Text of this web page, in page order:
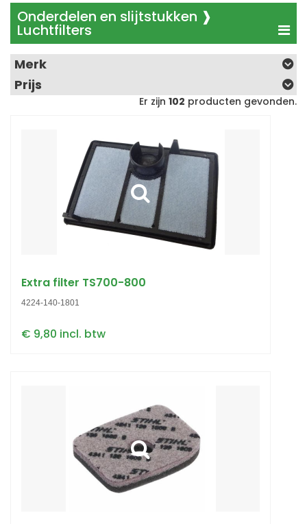
Onderdelen en slijtstukken ❱
Luchtfilters
Merk
Prijs
Er zijn 102 producten gevonden.
Extra filter TS700-800
4224-140-1801
€ 9,80 incl. btw